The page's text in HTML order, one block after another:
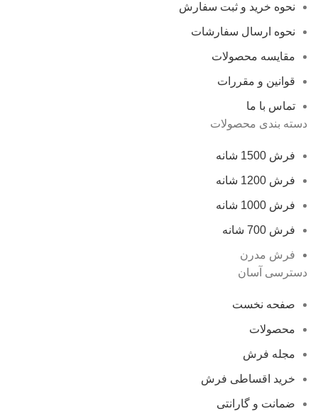
نحوه خرید و ثبت سفارش
نحوه ارسال سفارشات
مقایسه محصولات
قوانین و مقررات
تماس با ما
دسته بندی محصولات
فرش 1500 شانه
فرش 1200 شانه
فرش 1000 شانه
فرش 700 شانه
فرش مدرن
دسترسی آسان
صفحه نخست
محصولات
مجله فرش
خرید اقساطی فرش
ضمانت و گارانتی